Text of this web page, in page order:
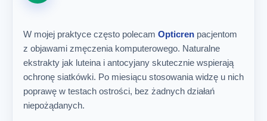
W mojej praktyce często polecam Opticren pacjentom
z objawami zmęczenia komputerowego. Naturalne
ekstrakty jak luteina i antocyjany skutecznie wspierają
ochronę siatkówki. Po miesiącu stosowania widzę u nich
poprawę w testach ostrości, bez żadnych działań
niepożądanych.